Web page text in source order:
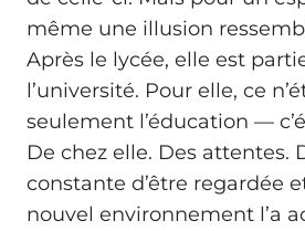
même une illusion
Après le lycée, elle est
l’université. Pour elle, ce
seulement l’éducation —
De chez elle. Des attentes.
constante d’être regardée
nouvel environnement l’a